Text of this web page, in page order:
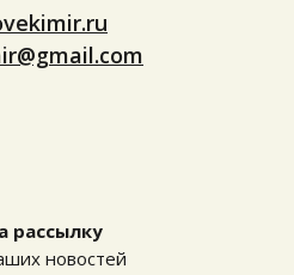
рассылку
новостей